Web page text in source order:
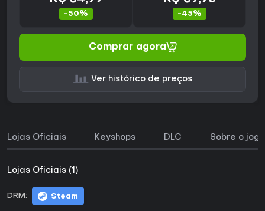
-50% -45%
Comprar agora
Ver histórico de preços
Lojas Oficiais Keyshops DLC Sobre o jogo
Lojas Oficiais (1)
DRM: Steam